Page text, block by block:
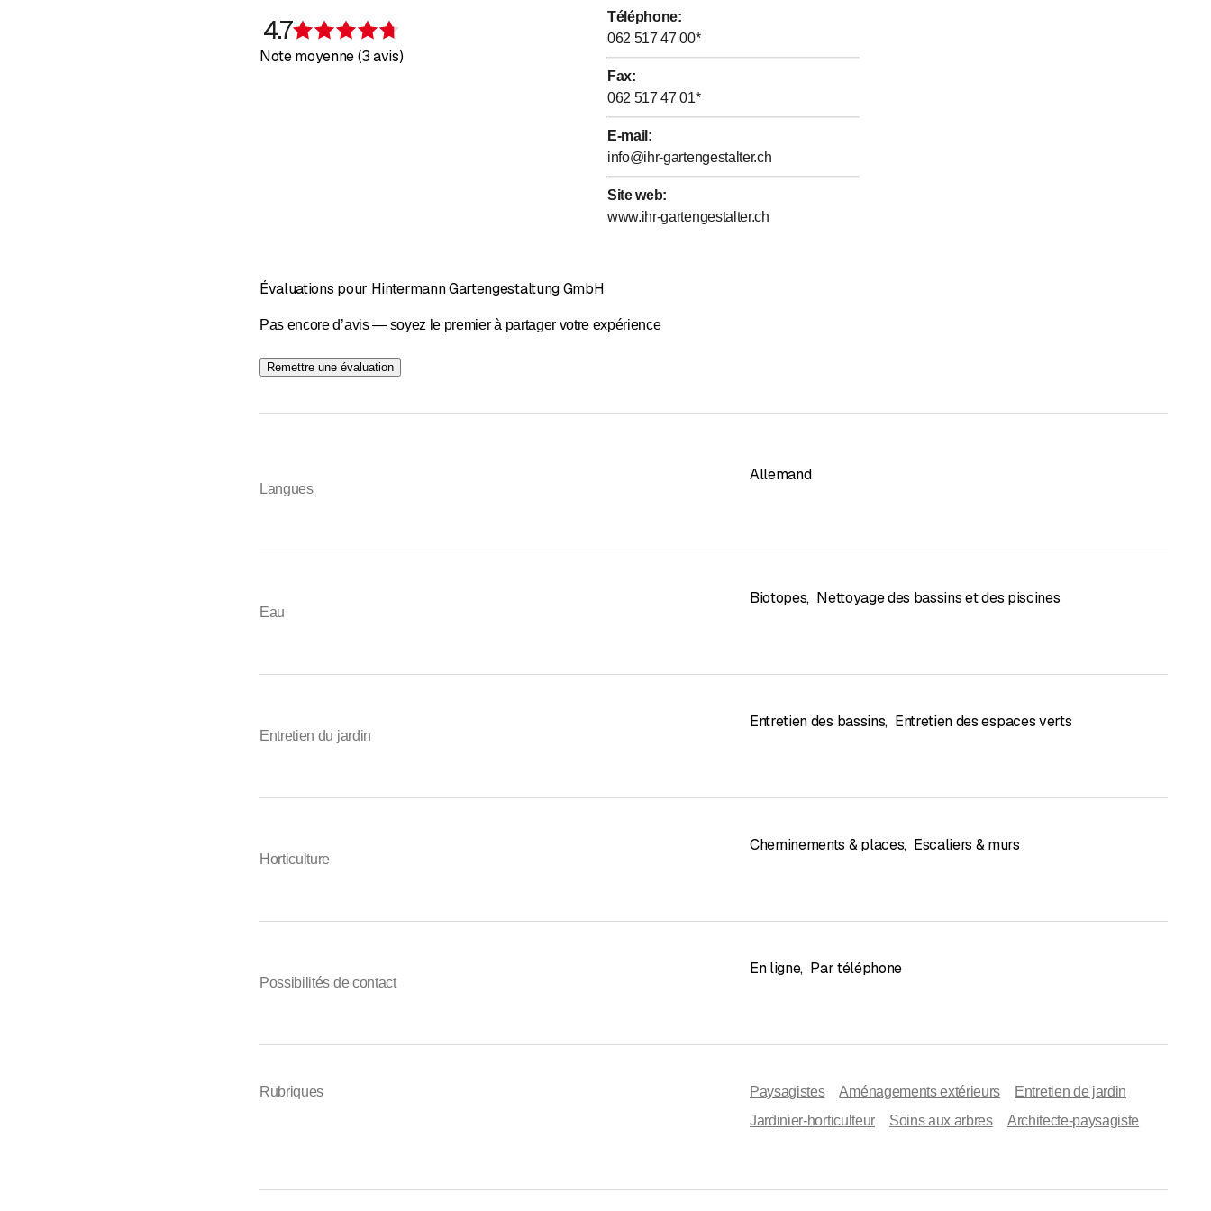
4.7
Note moyenne (3 avis)
Téléphone:
062 517 47 00*
Fax:
062 517 47 01*
E-mail :
info@ihr-gartengestalter.ch
Site web:
www.ihr-gartengestalter.ch
Évaluations pour Hintermann Gartengestaltung GmbH
Pas encore d’avis — soyez le premier à partager votre expérience
Remettre une évaluation
Langues
Allemand
Eau
Biotopes, Nettoyage des bassins et des piscines
Entretien du jardin
Entretien des bassins, Entretien des espaces verts
Horticulture
Cheminements & places, Escaliers & murs
Possibilités de contact
En ligne, Par téléphone
Rubriques Paysagistes Aménagements extérieurs
Entretien de jardin
Jardinier-horticulteur
Soins aux arbres Architecte-paysagiste